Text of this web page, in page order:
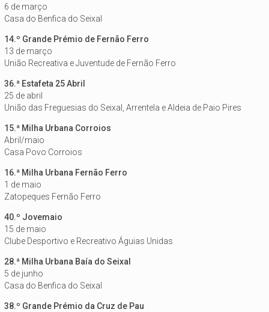
6 de março
Casa do Benfica do Seixal
14.º Grande Prémio de Fernão Ferro
13 de março
União Recreativa e Juventude de Fernão Ferro
36.ª Estafeta 25 Abril
25 de abril
União das Freguesias do Seixal, Arrentela e Aldeia de Paio Pires
15.ª Milha Urbana Corroios
Abril/maio
Casa Povo Corroios
16.ª Milha Urbana Fernão Ferro
1 de maio
Zatopeques Fernão Ferro
40.º Jovemaio
15 de maio
Clube Desportivo e Recreativo Águias Unidas
28.ª Milha Urbana Baía do Seixal
5 de junho
Casa do Benfica do Seixal
38.º Grande Prémio da Cruz de Pau